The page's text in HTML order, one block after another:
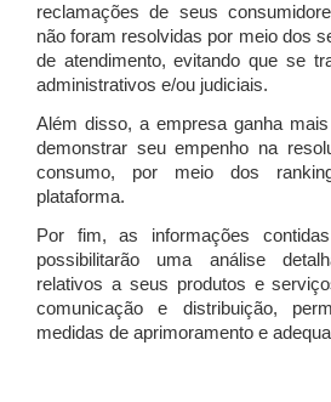
reclamações de seus
não foram resolvidas por meio dos
de atendimento, evitando que se
administrativos e/ou judiciais.
Além disso, a empresa ganha
demonstrar seu empenho na
consumo, por meio dos
plataforma.
Por fim, as informações
possibilitarão uma análise
relativos a seus produtos e
comunicação e distribuição,
medidas de aprimoramento e